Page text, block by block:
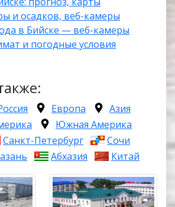
и осадков, веб-камеры
в Бийске — веб-камеры
и погодные условия
Европа
Азия
Южная Америка
Санкт-Петербург
Сочи
Абхазия Китай